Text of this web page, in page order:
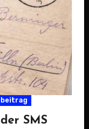
SMS